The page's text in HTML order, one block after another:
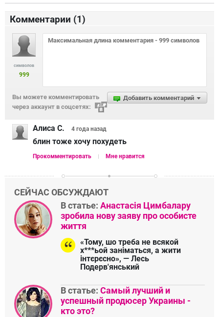
Комментарии (1)
символов
999
Добавить комментарий
Вы можете комментировать
через аккаунт в соцсетях:
Алиса С. 4 года назад
блин тоже хочу похудеть
Прокомментировать Мне нравится
СЕЙЧАС ОБСУЖДАЮТ
В статье: Анастасія Цимбалару
зробила нову заяву про особисте
життя
«Тому, шо треба не всякой
х***ьой заніматься, а жити
інтєрєсно», — Лесь
Подерв'янський
В статье: Самый лучший и
успешный продюсер Украины -
кто это?